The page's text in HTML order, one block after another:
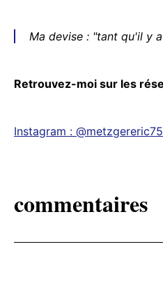
Ma devise : "tant qu'il y
Retrouvez-moi sur les
Instagram : @metzgereric75
commentaires